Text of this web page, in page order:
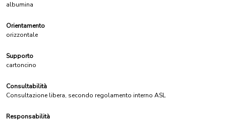
albumina
Orientamento
orizzontale
Supporto
cartoncino
Consultabilità
Consultazione libera, secondo regolamento interno ASL
Responsabilità